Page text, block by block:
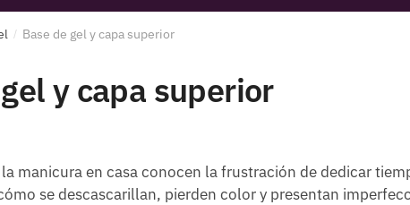
/ Base de gel y capa superior
y capa superior
manicura en casa conocen la frustración de dedicar
se descascarillan, pierden color y presentan